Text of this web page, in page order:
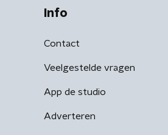
Info
Contact
Veelgestelde vragen
App de studio
Adverteren